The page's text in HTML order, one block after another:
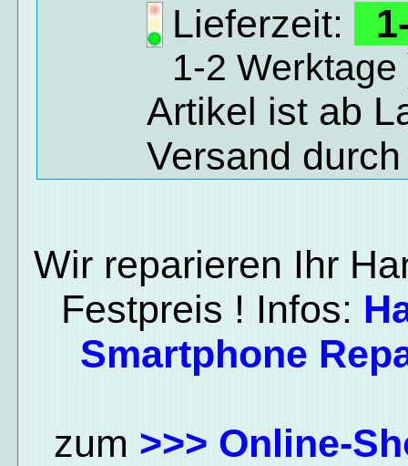
Lieferzeit:
1-2 Werktage
Artikel ist ab
Versand
Wir reparieren Ihr
Festpreis ! Infos:
Smartphone
zum >>> Online-